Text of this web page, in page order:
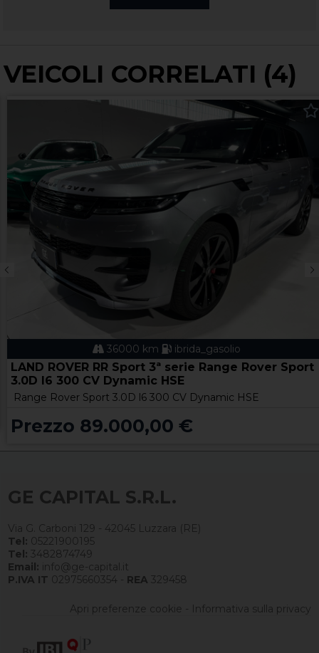
VEICOLI CORRELATI (4)
36000 km ibrida_gasolio
LAND ROVER RR Sport 3ª serie Range Rover Sport
3.0D l6 300 CV Dynamic HSE
Range Rover Sport 3.0D l6 300 CV Dynamic HSE
Prezzo 89.000,00 €
GE CAPITAL S.R.L.
Via G. Carboni 129 - 42045 Luzzara (RE)
Tel: 05221900195
Tel: 3482874749
Email: info@ge-capital.it
P.IVA IT 02975660354 - REA 329458
Apri preferenze cookie - Informativa sulla privacy